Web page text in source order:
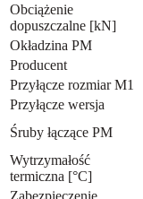
Obciążenie
dopuszczalne [kN]
Okładzina PM
Producent
Przyłącze rozmiar M1
Przyłącze wersja
Śruby łączące PM
Wytrzymałość
termiczna [°C]
Zabezpieczenie